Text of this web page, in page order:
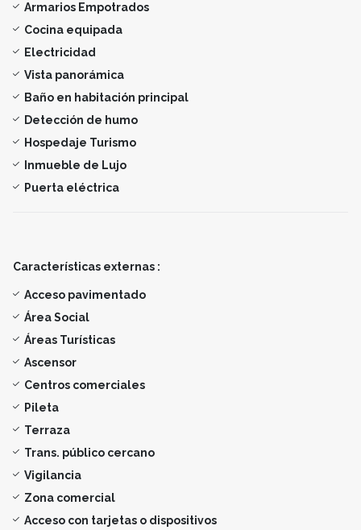
Armarios Empotrados
Cocina equipada
Electricidad
Vista panorámica
Baño en habitación principal
Detección de humo
Hospedaje Turismo
Inmueble de Lujo
Puerta eléctrica
Características externas :
Acceso pavimentado
Área Social
Áreas Turísticas
Ascensor
Centros comerciales
Pileta
Terraza
Trans. público cercano
Vigilancia
Zona comercial
Acceso con tarjetas o dispositivos